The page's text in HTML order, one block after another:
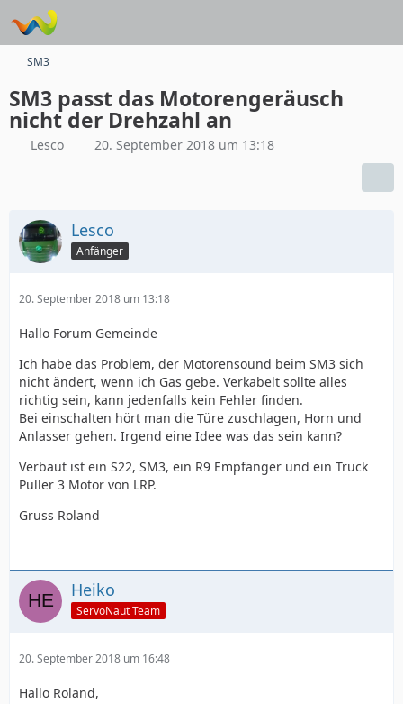
SM3
SM3 passt das Motorengeräusch
nicht der Drehzahl an
Lesco 20. September 2018 um 13:18
Lesco
Anfänger
20. September 2018 um 13:18
Hallo Forum Gemeinde
Ich habe das Problem, der Motorensound beim SM3 sich
nicht ändert, wenn ich Gas gebe. Verkabelt sollte alles
richtig sein, kann jedenfalls kein Fehler finden.
Bei einschalten hört man die Türe zuschlagen, Horn und
Anlasser gehen. Irgend eine Idee was das sein kann?
Verbaut ist ein S22, SM3, ein R9 Empfänger und ein Truck
Puller 3 Motor von LRP.
Gruss Roland
Heiko
ServoNaut Team
20. September 2018 um 16:48
Hallo Roland,